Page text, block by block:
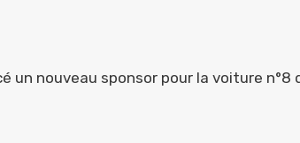
un nouveau sponsor pour la voiture n°8